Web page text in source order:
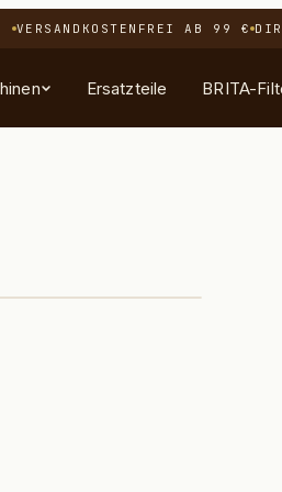
VERSANDKOSTENFREI AB 99 €
Ersatzteile BRITA-